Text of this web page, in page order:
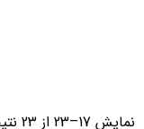
نمایش 17–23 از 23 نتیجه